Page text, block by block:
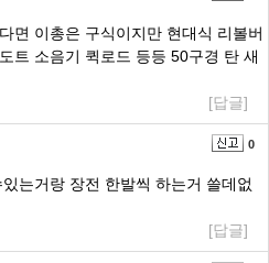
면 이총은 구식이지만 현대식 리볼버
트 소음기 퀵로드 등등 50구경 탄 새
[답글]
0
는거랑 장전 한발씩 하는거 쓸데없
[답글]